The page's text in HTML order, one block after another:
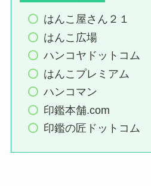
はんこ屋さん２１
はんこ広場
ハンコヤドットコム
はんこプレミアム
ハンコマン
印鑑本舗.com
印鑑の匠ドットコム